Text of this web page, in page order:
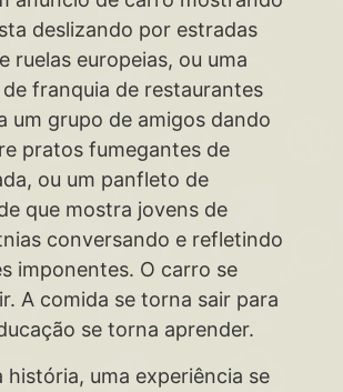
deslizando por estradas
ruelas europeias, ou uma
franquia de restaurantes
um grupo de amigos dando
pratos fumegantes de
ou um panfleto de
que mostra jovens de
conversando e refletindo
imponentes. O carro se
A comida se torna sair para
se torna aprender.
história, uma experiência se